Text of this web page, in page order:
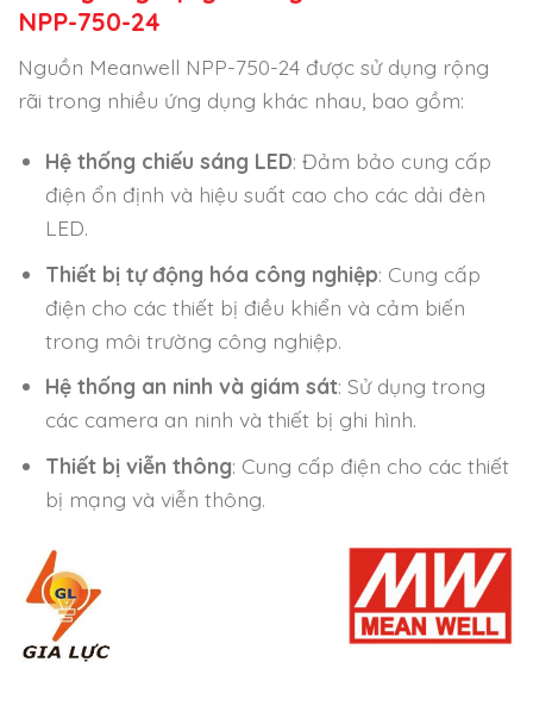
NPP-750-24
Nguồn Meanwell NPP-750-24 được sử dụng rộng
rãi trong nhiều ứng dụng khác nhau, bao gồm:
Hệ thống chiếu sáng LED: Đảm bảo cung cấp
điện ổn định và hiệu suất cao cho các dải đèn
LED.
Thiết bị tự động hóa công nghiệp: Cung cấp
điện cho các thiết bị điều khiển và cảm biến
trong môi trường công nghiệp.
Hệ thống an ninh và giám sát: Sử dụng trong
các camera an ninh và thiết bị ghi hình.
Thiết bị viễn thông: Cung cấp điện cho các thiết
bị mạng và viễn thông.